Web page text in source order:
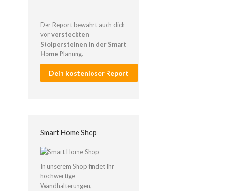
Der Report bewahrt auch dich
vorversteckten
Stolpersteinen in der Smart
Home Planung.
Dein kostenloser Report
Smart Home Shop
In unserem Shop findet Ihr
hochwertige
Wandhalterungen,